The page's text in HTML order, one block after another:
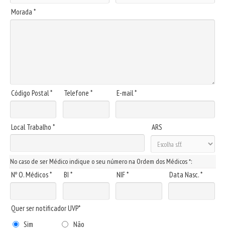
Morada *
Código Postal * Telefone * E-mail *
Local Trabalho * ARS
No caso de ser Médico indique o seu número na Ordem dos Médicos *:
Nº O. Médicos * BI * NIF * Data Nasc. *
Quer ser notificador UVP*
Sim
Não